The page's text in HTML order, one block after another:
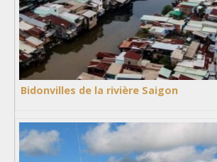
Bidonvilles de la rivière Saigon